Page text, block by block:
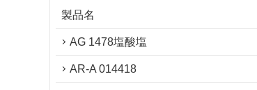
製品名
AG 1478塩酸塩
AR-A 014418